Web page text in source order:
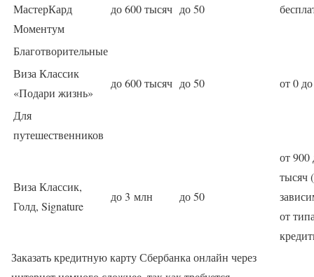
МастерКард
Моментум
до 600 тысяч до 50
Благотворительные
Виза Классик
«Подари жизнь»
до 600 тысяч до 50 от 0
Для
путешественников
Виза Классик,
Голд, Signature
до 3 млн до 50
от 900
тысяч
от
Заказать кредитную карту Сбербанка онлайн через